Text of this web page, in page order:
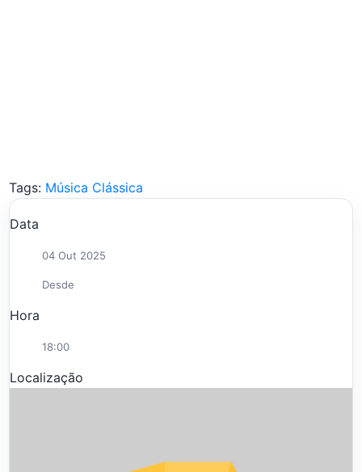
Tags: Música Clássica
Data
04 Out 2025
Desde
Hora
18:00
Localização